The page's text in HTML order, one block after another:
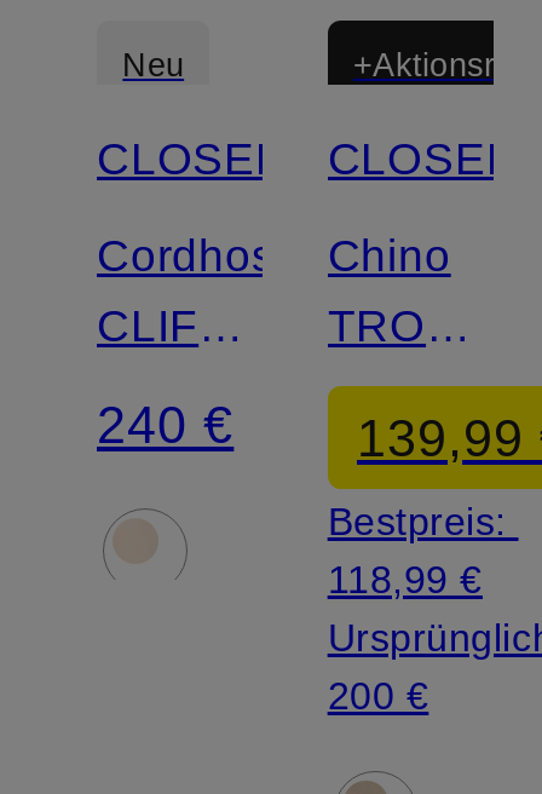
Neu
Zertifiziert
CLOSED
Cordhose
CLIFTON
Slim FIt
240 €
Zertifiziert
CLOSED
Chino
TROPEA
Regular
Fit139,99
Bestpreis:
118,99 €
200 €